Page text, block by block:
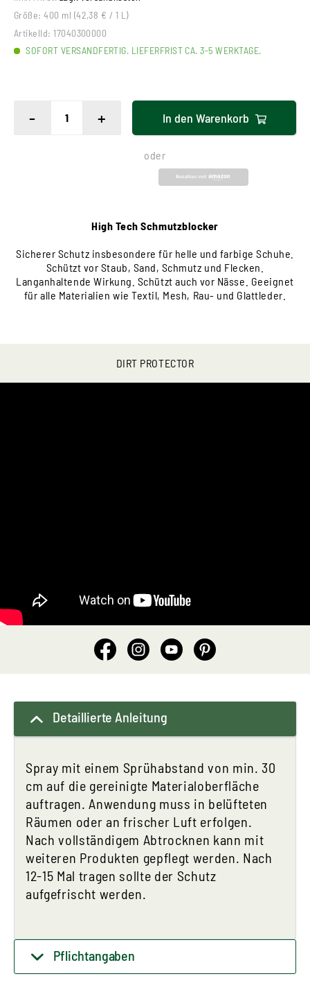
Größe: 400 ml (42,38 € / 1 L)
ArtikelId: 17040300000
SOFORT VERSANDFERTIG. LIEFERFRIST CA. 3-5 WERKTAGE.
- + In den Warenkorb
oder
High Tech Schmutzblocker
Sicherer Schutz insbesondere für helle und farbige Schuhe.
Schützt vor Staub, Sand, Schmutz und Flecken.
Langanhaltende Wirkung. Schützt auch vor Nässe. Geeignet
für alle Materialien wie Textil, Mesh, Rau- und Glattleder.
DIRT PROTECTOR
Detaillierte Anleitung
Spray mit einem Sprühabstand von min. 30
cm auf die gereinigte Materialoberfläche
auftragen. Anwendung muss in belüfteten
Räumen oder an frischer Luft erfolgen.
Nach vollständigem Abtrocknen kann mit
weiteren Produkten gepflegt werden. Nach
12-15 Mal tragen sollte der Schutz
aufgefrischt werden.
Pflichtangaben